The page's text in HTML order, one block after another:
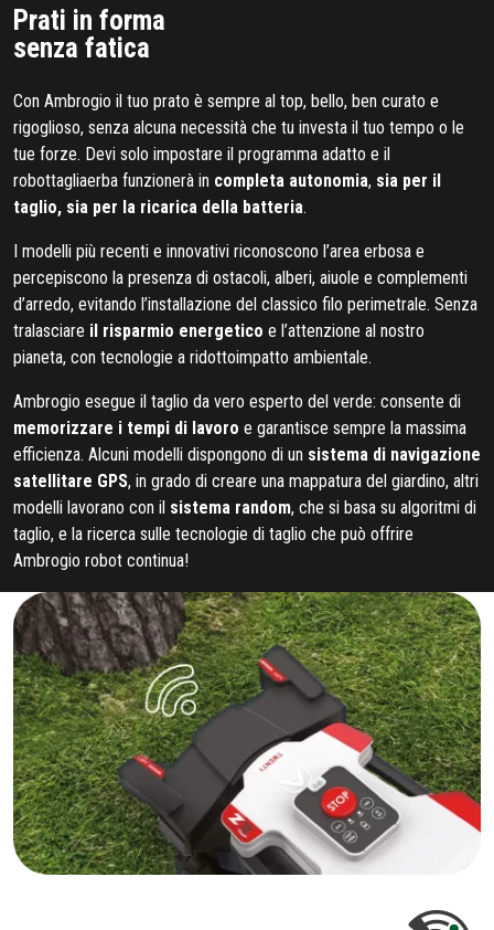
Prati in forma
senza fatica
Con Ambrogio il tuo prato è sempre al top, bello, ben curato e
rigoglioso, senza alcuna necessità che tu investa il tuo tempo o le
tue forze. Devi solo impostare il programma adatto e il
robottagliaerba funzionerà in completa autonomia, sia per il
taglio, sia per la ricarica della batteria.
I modelli più recenti e innovativi riconoscono l’area erbosa e
percepiscono la presenza di ostacoli, alberi, aiuole e complementi
d’arredo, evitando l’installazione del classico filo perimetrale. Senza
tralasciare il risparmio energetico e l’attenzione al nostro
pianeta, con tecnologie a ridottoimpatto ambientale.
Ambrogio esegue il taglio da vero esperto del verde: consente di
memorizzare i tempi di lavoro e garantisce sempre la massima
efficienza. Alcuni modelli dispongono di un sistema di navigazione
satellitare GPS, in grado di creare una mappatura del giardino, altri
modelli lavorano con il sistema random, che si basa su algoritmi di
taglio, e la ricerca sulle tecnologie di taglio che può offrire
Ambrogio robot continua!